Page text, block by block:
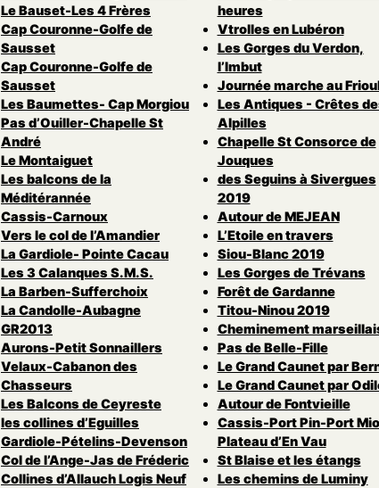
Le Bauset-Les 4 Frères
Cap Couronne-Golfe de
Sausset
Cap Couronne-Golfe de
Sausset
Les Baumettes- Cap Morgiou
Pas d’Ouiller-Chapelle St
André
Le Montaiguet
Les balcons de la
Méditérannée
Cassis-Carnoux
Vers le col de l’Amandier
La Gardiole- Pointe Cacau
Les 3 Calanques S.M.S.
La Barben-Sufferchoix
La Candolle-Aubagne
GR2013
Aurons-Petit Sonnaillers
Velaux-Cabanon des
Chasseurs
Les Balcons de Ceyreste
les collines d’Eguilles
Gardiole-Pételins-Devenson
Col de l’Ange-Jas de Fréderic
Collines d’Allauch Logis Neuf
heures
Vtrolles en Lubéron
Les Gorges du Verdon,
l’Imbut
Journée marche au
Les Antiques - Crêtes
Alpilles
Chapelle St Consorce de
Jouques
des Seguins à Sivergues
2019
Autour de MEJEAN
L’Etoile en travers
Siou-Blanc 2019
Les Gorges de Trévans
Forêt de Gardanne
Titou-Ninou 2019
Cheminement
Pas de Belle-Fille
Le Grand Caunet par
Le Grand Caunet par
Autour de Fontvieille
Cassis-Port Pin-Port
Plateau d’En Vau
St Blaise et les étangs
Les chemins de Luminy